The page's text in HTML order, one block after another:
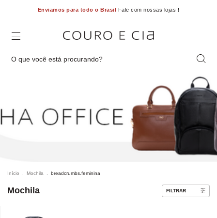
Enviamos para todo o Brasil Fale com nossas lojas !
Início Mochila breadcrumbs.feminina
Mochila FILTRAR